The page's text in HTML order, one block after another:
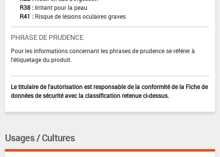
R38 : Irritant pour la peau
R41 : Risque de lésions oculaires graves
PHRASE DE PRUDENCE
Pour les informations concernant les phrases de prudence se référer à
l'étiquetage du produit.
Le titulaire de l'autorisation est responsable de la conformité de la Fiche de
données de sécurité avec la classification retenue ci-dessus.
Usages / Cultures